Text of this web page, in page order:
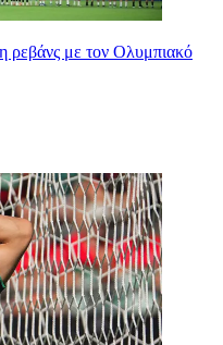
ρεβάνς με τον Ολυμπιακό